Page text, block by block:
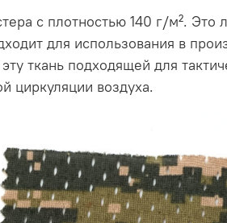
с плотностью 140 г/м². Это
для использования в
ткань подходящей для
циркуляции воздуха.